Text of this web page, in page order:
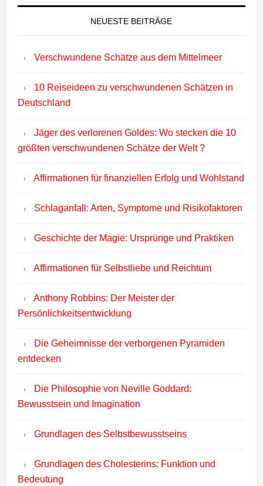
NEUESTE BEITRÄGE
Verschwundene Schätze aus dem Mittelmeer
10 Reiseideen zu verschwundenen Schätzen in
Deutschland
Jäger des verlorenen Goldes: Wo stecken die 10
größten verschwundenen Schätze der Welt ?
Affirmationen für finanziellen Erfolg und Wohlstand
Schlaganfall: Arten, Symptome und Risikofaktoren
Geschichte der Magie: Ursprünge und Praktiken
Affirmationen für Selbstliebe und Reichtum
Anthony Robbins: Der Meister der
Persönlichkeitsentwicklung
Die Geheimnisse der verborgenen Pyramiden
entdecken
Die Philosophie von Neville Goddard:
Bewusstsein und Imagination
Grundlagen des Selbstbewusstseins
Grundlagen des Cholesterins: Funktion und
Bedeutung